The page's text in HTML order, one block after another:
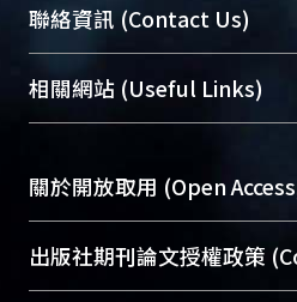
臺大位居世界頂尖大學之
展現本校豐碩的研究成果
機構典藏（NTUR）與學術
台，成為臺大學術典藏NTU
成果。
To permanently archive
profiles and scholarly
services of “NTU
聯絡資訊 (Contact Us)
總館學科館員(Main Library)
醫學圖書館學科館員
Sciences Library)
相關網站 (Useful Links)
關於開放取用 (Open
開放取用是從使用者角度
動，應用在學術研究上是
出版社期刊論文授權政策